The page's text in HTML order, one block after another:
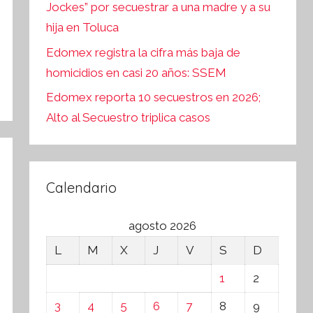
Jockes” por secuestrar a una madre y a su
hija en Toluca
Edomex registra la cifra más baja de
homicidios en casi 20 años: SSEM
Edomex reporta 10 secuestros en 2026;
Alto al Secuestro triplica casos
Calendario
agosto 2026
L
M X J V S
D
1
2
3
4 5 6 7 8
9